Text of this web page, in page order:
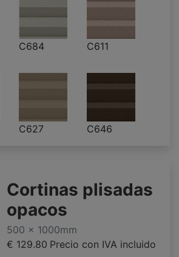
C684 C611
C627 C646
Cortinas plisadas
opacos
500 x 1000mm
€ 129.80 Precio con IVA incluido